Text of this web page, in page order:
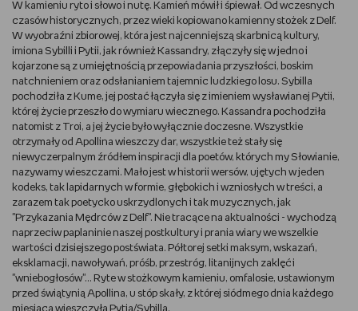
MAM ZWIERZĘTA
DBAM O URODĘ
PASJE DZIECKA
TRENUJĘ
PORADNIKI
WYWIADY
WSZYSTKO O LEGO
W kamieniu ryto i słowo i nutę. Kamień mówił i śpiewał. Od wczesnych
czasów historycznych, przez wieki kopiowano kamienny stożek z Delf.
W wyobraźni zbiorowej, która jest najcenniejszą skarbnicą kultury,
imiona Sybilli i Pytii, jak również Kassandry, złączyły się w jedno i
kojarzone są z umiejętnością przepowiadania przyszłości, boskim
natchnieniem oraz odsłanianiem tajemnic ludzkiego losu. Sybilla
pochodziła z Kume, jej postać łączyła się z imieniem wysławianej Pytii,
której życie przeszło do wymiaru wiecznego. Kassandra pochodziła
natomist z Troi, a jej życie było wyłącznie doczesne. Wszystkie
otrzymały od Apollina wieszczy dar, wszystkie też stały się
niewyczerpalnym źródłem inspiracji dla poetów, których my Słowianie,
nazywamy wieszczami. Mało jest w historii wersów, ujętych w jeden
kodeks, tak lapidarnych w formie, głębokich i wzniosłych w treści, a
zarazem tak poetycko uskrzydlonych i tak muzycznych, jak
"Przykazania Mędrców z Delf". Nie tracące na aktualności - wychodzą
naprzeciw paplaninie naszej postkultury i prania wiary we wszelkie
wartości dzisiejszego postświata. Półtorej setki maksym, wskazań,
eksklamacji, nawoływań, próśb, przestróg, litanijnych zaklęć i
"wniebogłosów"… Ryte w stożkowym kamieniu, omfalosie, ustawionym
przed świątynią Apollina, u stóp skały, z której siódmego dnia każdego